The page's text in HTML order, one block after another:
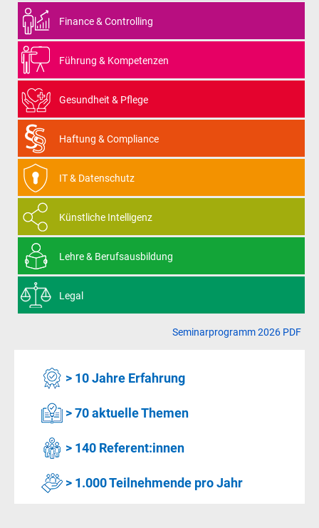
Seminarprogramm 2026 PDF
Finance & Controlling
Führung & Kompetenzen
Gesundheit & Pflege
Haftung & Compliance
IT & Datenschutz
Künstliche Intelligenz
Lehre & Berufsausbildung
Legal
> 10 Jahre Erfahrung
> 70 aktuelle Themen
> 140 Referent:innen
> 1.000 Teilnehmende pro Jahr